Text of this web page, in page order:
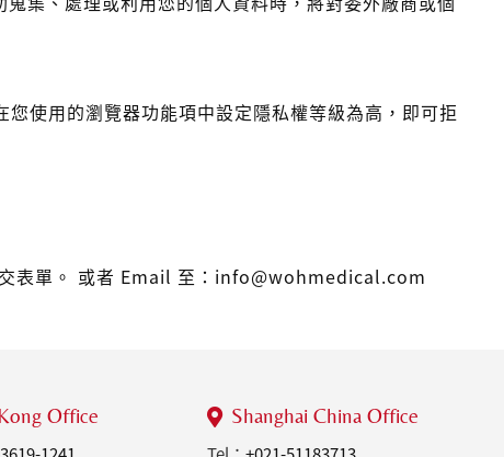
使用的瀏覽器功能項中設定隱私權等級為高，即可拒
交表單。 或者 Email 至：info@wohmedical.com
Office
Shanghai China Office